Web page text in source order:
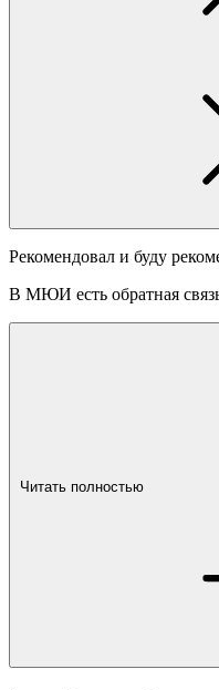
Рекомендовал и буду
В МЮИ есть обратная
Читать полностью